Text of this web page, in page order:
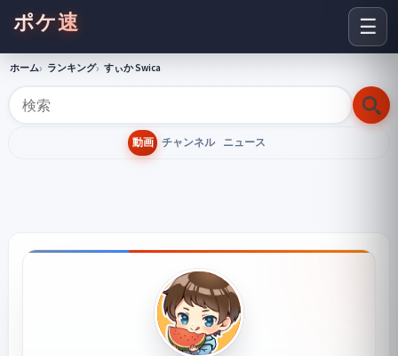
☰
ポケ速
ホーム ランキング すぃか Swica
動画 チャンネル ニュース